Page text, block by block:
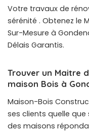
Votre travaux de
sérénité . Obtenez le
Sur-Mesure à
Délais Garantis.
Trouver un Maitre
maison Bois à
Maison-Bois
ses clients quelle
des maisons